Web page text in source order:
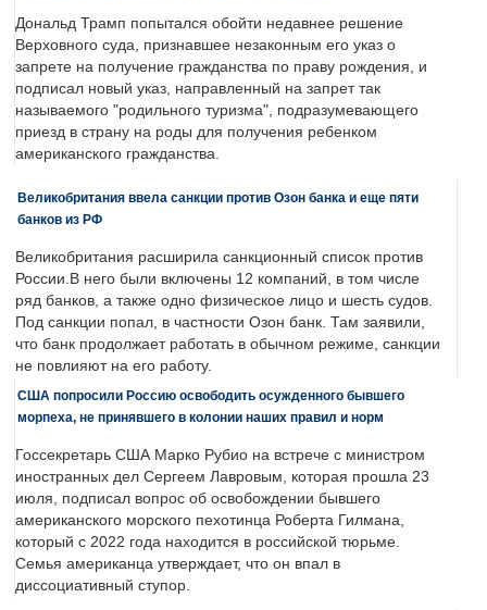
Дональд Трамп попытался обойти недавнее решение
Верховного суда, признавшее незаконным его указ о
запрете на получение гражданства по праву рождения, и
подписал новый указ, направленный на запрет так
называемого "родильного туризма", подразумевающего
приезд в страну на роды для получения ребенком
американского гражданства.
Великобритания ввела санкции против Озон банка и еще пяти
банков из РФ
Великобритания расширила санкционный список против
России.В него были включены 12 компаний, в том числе
ряд банков, а также одно физическое лицо и шесть судов.
Под санкции попал, в частности Озон банк. Там заявили,
что банк продолжает работать в обычном режиме, санкции
не повлияют на его работу.
США попросили Россию освободить осужденного бывшего
морпеха, не принявшего в колонии наших правил и норм
Госсекретарь США Марко Рубио на встрече с министром
иностранных дел Сергеем Лавровым, которая прошла 23
июля, подписал вопрос об освобождении бывшего
американского морского пехотинца Роберта Гилмана,
который с 2022 года находится в российской тюрьме.
Семья американца утверждает, что он впал в
диссоциативный ступор.